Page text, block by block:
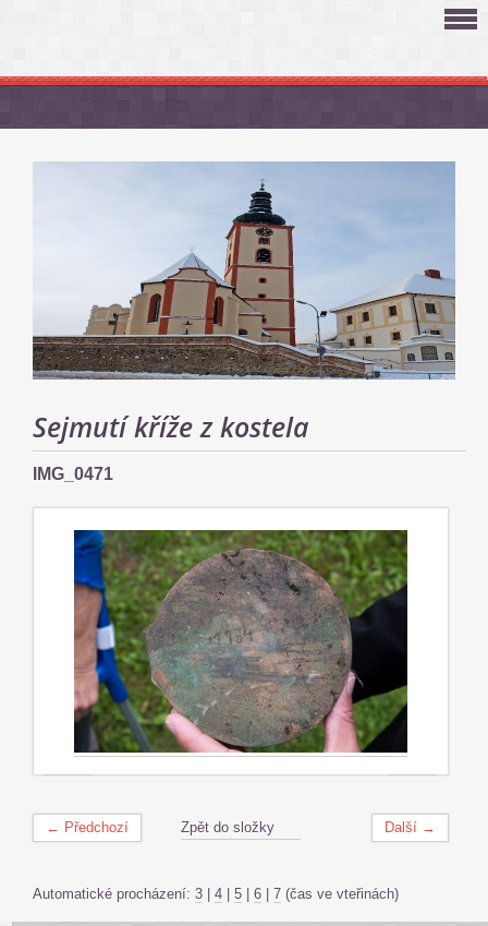
Sejmutí kříže z kostela
IMG_0471
← Předchozí Další →
Zpět do složky
Automatické procházení: 3 4 5 6 7 (čas ve vteřinách)